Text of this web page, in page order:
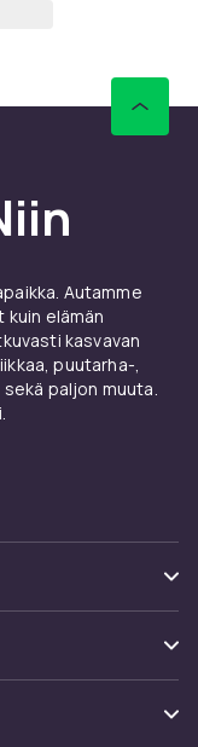
Autamme
elämän
kasvavan
puutarha-,
paljon muuta.